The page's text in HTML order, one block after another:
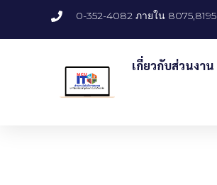
0-352-4082 ภายใน 8075,8195
เกี่ยวกับส่วนงาน